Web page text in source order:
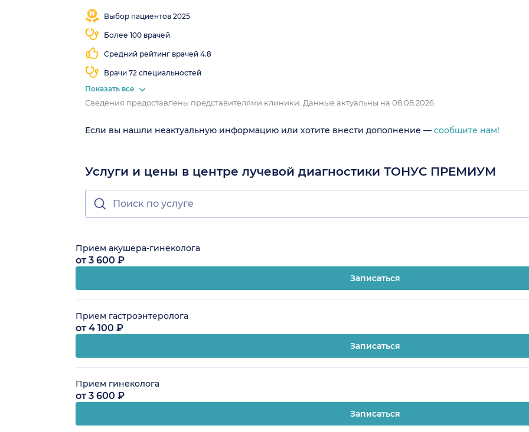
Выбор пациентов 2025
Более 100 врачей
Средний рейтинг врачей 4.8
Врачи 72 специальностей
человек
запись
дом
МРТ
Показать все
Сведения предоставлены представителями клиники. Данные актуальны на 08.08.2026
Если вы нашли неактуальную информацию или хотите внести дополнение — сообщите нам!
Услуги и цены в центре лучевой диагностики ТОНУС ПРЕМИУМ
Прием акушера-гинеколога
от 3 600 ₽
Записаться
Прием гастроэнтеролога
от 4 100 ₽
Записаться
Прием гинеколога
от 3 600 ₽
Записаться